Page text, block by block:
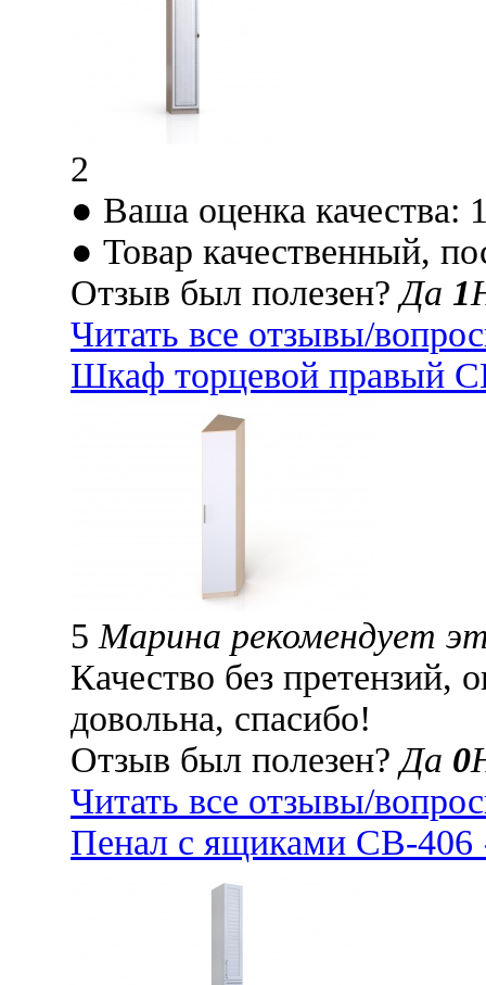
2
● Ваша оценка качества:
● Товар качественный,
Отзыв был полезен?Да 1
Читать все отзывы/
Шкаф торцевой правый
5 Марина рекомендует
Качество без
довольна, спасибо!
Отзыв был полезен?Да 0
Читать все отзывы/
Пенал с ящиками СВ-406